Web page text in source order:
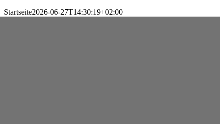
Startseite2026-06-27T14:30:19+02:00